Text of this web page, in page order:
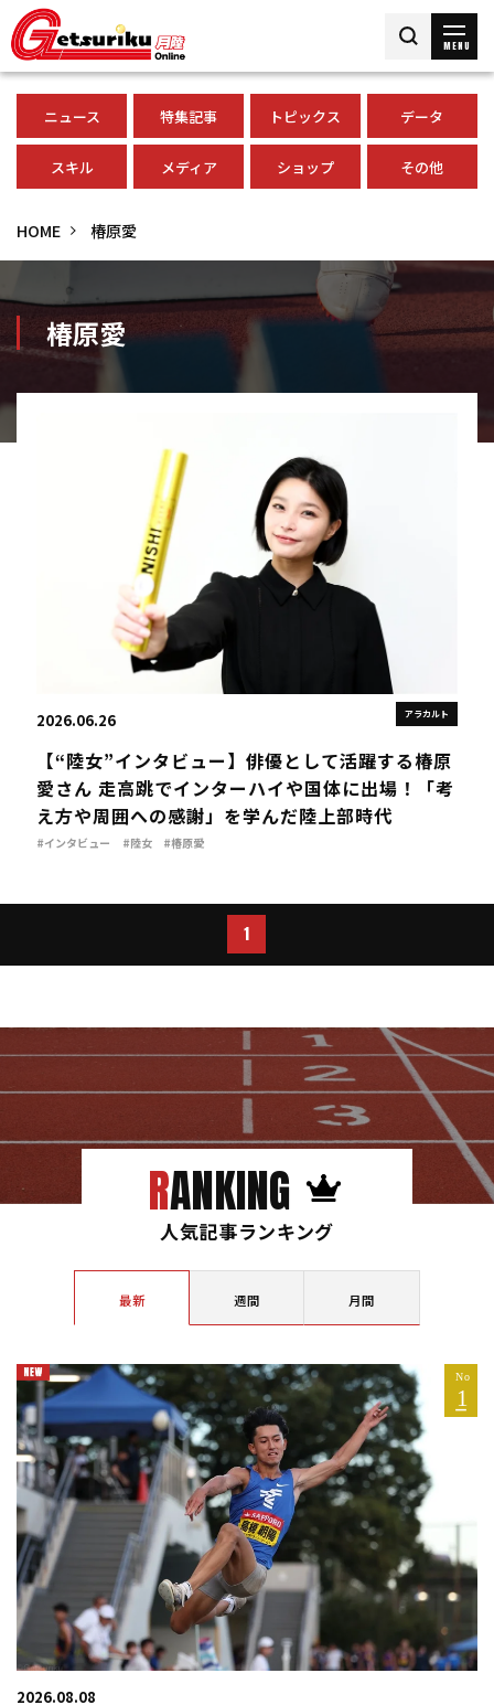
MENU
ニュース 特集記事 トピックス データ
スキル メディア ショップ その他
HOME 椿原愛
椿原愛
アラカルト
2026.06.26
【“陸女”インタビュー】俳優として活躍する椿原
愛さん 走高跳でインターハイや国体に出場！「考
え方や周囲への感謝」を学んだ陸上部時代
#インタビュー #陸女 #椿原愛
1
RANKING
人気記事ランキング
最新 週間 月間
2026.08.08